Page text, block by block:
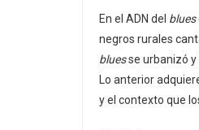
En el ADN del blues
negros rurales
bluesse urbanizó y
Lo anterior
y el contexto que